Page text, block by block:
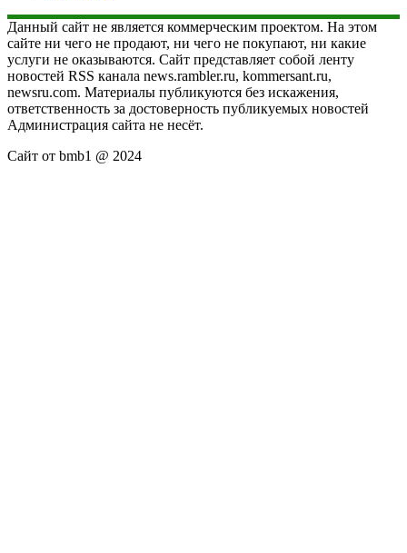
Данный сайт не является коммерческим проектом. На этом
сайте ни чего не продают, ни чего не покупают, ни какие
услуги не оказываются. Сайт представляет собой ленту
новостей RSS канала news.rambler.ru, kommersant.ru,
newsru.com. Материалы публикуются без искажения,
ответственность за достоверность публикуемых новостей
Администрация сайта не несёт.
Сайт от bmb1 @ 2024